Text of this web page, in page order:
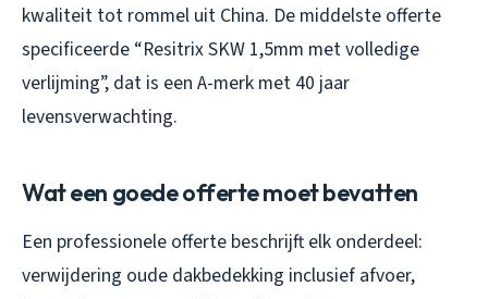
kwaliteit tot rommel uit China. De middelste offerte
specificeerde “Resitrix SKW 1,5mm met volledige
verlijming”, dat is een A-merk met 40 jaar
levensverwachting.
Wat een goede offerte moet bevatten
Een professionele offerte beschrijft elk onderdeel:
verwijdering oude dakbedekking inclusief afvoer,